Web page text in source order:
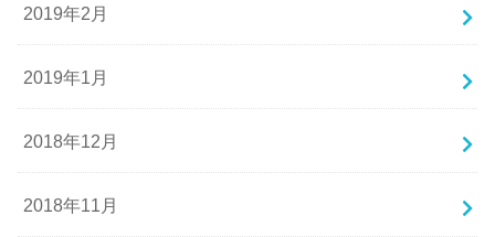
2019年2月
2019年1月
2018年12月
2018年11月